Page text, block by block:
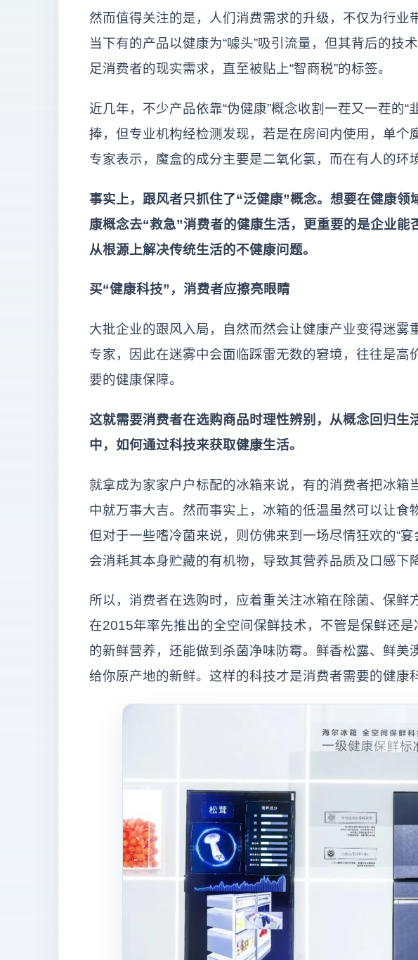
然而值得关注的是，人们消费需求的升级，不仅为行业
当下有的产品以健康为“噱头”吸引流量，但其背后的技
足消费者的现实需求，直至被贴上“智商税”的标签。
近几年，不少产品依靠“伪健康”概念收割一茬又一茬的“
捧，但专业机构经检测发现，若是在房间内使用，单个
专家表示，魔盒的成分主要是二氧化氯，而在有人的环
事实上，跟风者只抓住了“泛健康”概念。想要在健康领
康概念去“救急”消费者的健康生活，更重要的是企业能
从根源上解决传统生活的不健康问题。
买“健康科技”，消费者应擦亮眼睛
大批企业的跟风入局，自然而然会让健康产业变得迷雾
专家，因此在迷雾中会面临踩雷无数的窘境，往往是高
要的健康保障。
这就需要消费者在选购商品时理性辨别，从概念回归生
中，如何通过科技来获取健康生活。
就拿成为家家户户标配的冰箱来说，有的消费者把冰箱
中就万事大吉。然而事实上，冰箱的低温虽然可以让食
但对于一些嗜冷菌来说，则仿佛来到一场尽情狂欢的“
会消耗其本身贮藏的有机物，导致其营养品质及口感下
所以，消费者在选购时，应着重关注冰箱在除菌、保鲜
在2015年率先推出的全空间保鲜技术，不管是保鲜还
的新鲜营养，还能做到杀菌净味防霉。鲜香松露、鲜美
给你原产地的新鲜。这样的科技才是消费者需要的健康